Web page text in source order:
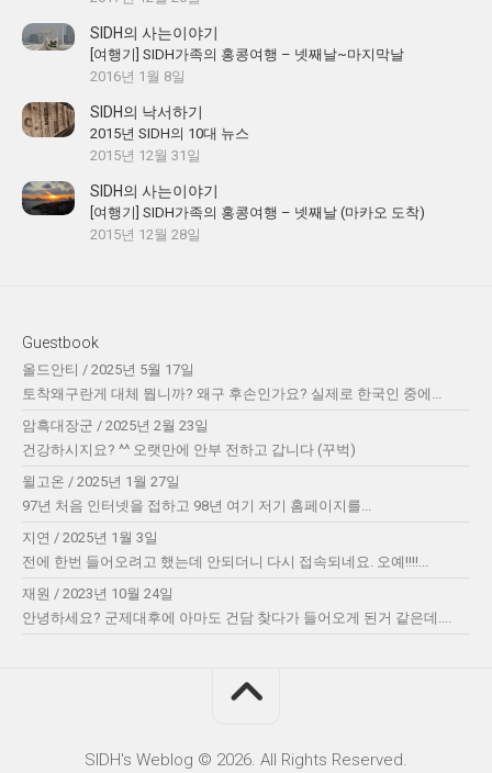
SIDH의 사는이야기
[여행기] SIDH가족의 홍콩여행 – 넷째날~마지막날
2016년 1월 8일
SIDH의 낙서하기
2015년 SIDH의 10대 뉴스
2015년 12월 31일
SIDH의 사는이야기
[여행기] SIDH가족의 홍콩여행 – 넷째날 (마카오 도착)
2015년 12월 28일
Guestbook
올드안티 / 2025년 5월 17일
토착왜구란게 대체 뭡니까? 왜구 후손인가요? 실제로 한국인 중에...
암흑대장군 / 2025년 2월 23일
건강하시지요? ^^ 오랫만에 안부 전하고 갑니다 (꾸벅)
윌고온 / 2025년 1월 27일
97년 처음 인터넷을 접하고 98년 여기 저기 홈페이지를...
지연 / 2025년 1월 3일
전에 한번 들어오려고 했는데 안되더니 다시 접속되네요. 오예!!!!...
재원 / 2023년 10월 24일
안녕하세요? 군제대후에 아마도 건담 찾다가 들어오게 된거 같은데....
SIDH′s Weblog © 2026. All Rights Reserved.